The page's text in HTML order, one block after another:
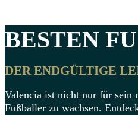
BESTEN
DER ENDGÜLTIGE
Valencia ist nicht nur für sein
Fußballer zu wachsen.